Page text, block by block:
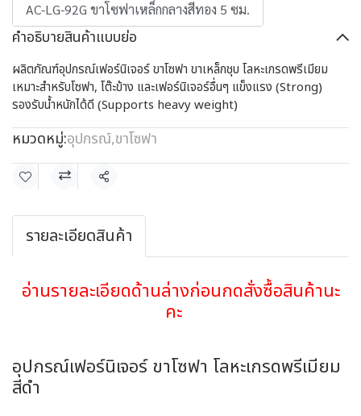
AC-LG-92G ขาโซฟาเหล็กกลางสีทอง 5 ซม.
คำอธิบายสินค้าแบบย่อ
ผลิตภัณฑ์อุปกรณ์เฟอร์นิเจอร์ ขาโซฟา ขาเหล็กชุบ โลหะเกรดพรีเมียม
เหมาะสำหรับโซฟา, โต๊ะข้าง และเฟอร์นิเจอร์อื่นๆ แข็งแรง (Strong)
รองรับน้ำหนักได้ดี (Supports heavy weight)
หมวดหมู่:อุปกรณ์,ขาโซฟา
แชร์
รายละเอียดสินค้า
อ่านรายละเอียดด้านล่างก่อนกดสั่งซื้อสินค้านะ
คะ
อุปกรณ์เฟอร์นิเจอร์ ขาโซฟา โลหะเกรดพรีเมียม
สีดำ